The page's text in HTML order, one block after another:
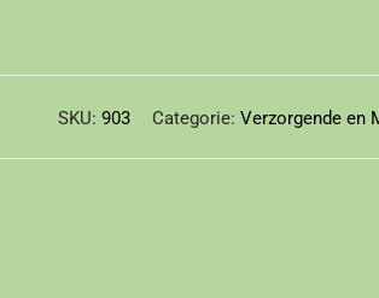
SKU: 903 Categorie: Verzorgende en